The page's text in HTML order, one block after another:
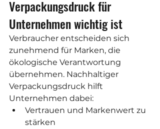
Verpackungsdruck für
Unternehmen wichtig ist
Verbraucher entscheiden sich
zunehmend für Marken, die
ökologische Verantwortung
übernehmen. Nachhaltiger
Verpackungsdruck hilft
Unternehmen dabei:
Vertrauen und Markenwert zu
stärken